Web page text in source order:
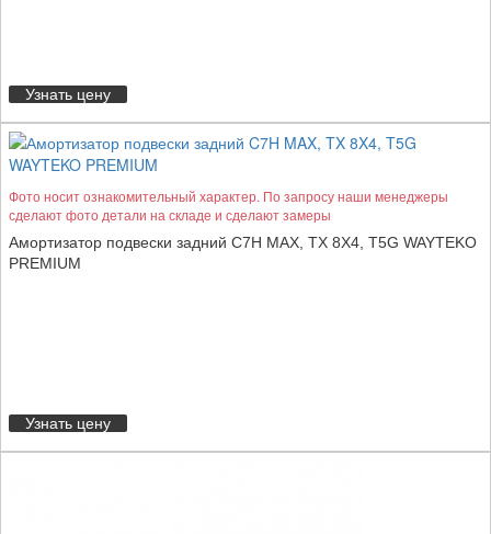
Узнать цену
Фото носит ознакомительный характер. По запросу наши менеджеры
сделают фото детали на складе и сделают замеры
Амортизатор подвески задний C7H MAX, TX 8X4, T5G WAYTEKO
PREMIUM
Узнать цену